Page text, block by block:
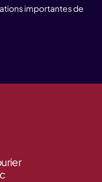
importantes de